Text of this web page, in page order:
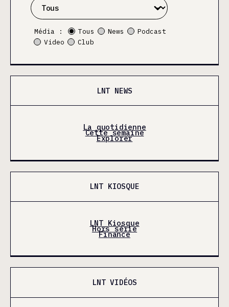
Média : Tous News
Podcast
Video
Club
LNT NEWS
La quotidienne
Cette semaine
Explorer
LNT KIOSQUE
LNT Kiosque
Hors série
Finance
LNT VIDÉOS